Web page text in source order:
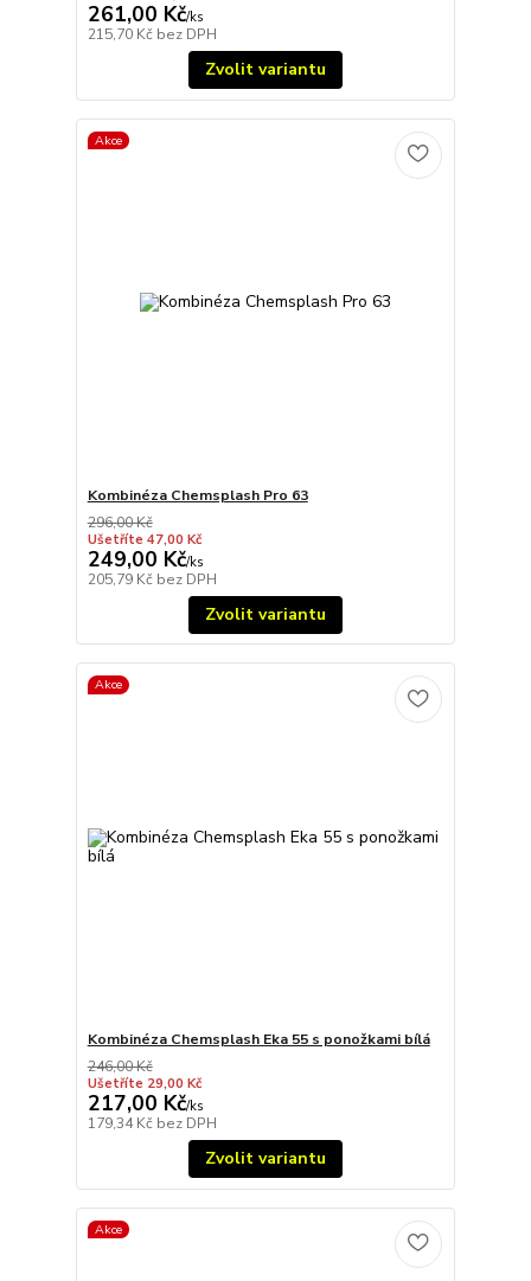
261,00 Kč/ks
215,70 Kč bez DPH
Zvolit variantu
Akce
Kombinéza Chemsplash Pro 63
296,00 Kč
Ušetříte 47,00 Kč
249,00 Kč/ks
205,79 Kč bez DPH
Zvolit variantu
Akce
Kombinéza Chemsplash Eka 55 s ponožkami bílá
246,00 Kč
Ušetříte 29,00 Kč
217,00 Kč/ks
179,34 Kč bez DPH
Zvolit variantu
Akce